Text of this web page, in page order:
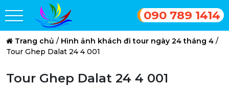
090 789 1414
Trang chủ / Hình ảnh khách đi tour ngày 24 tháng 4 /
Tour Ghep Dalat 24 4 001
Tour Ghep Dalat 24 4 001